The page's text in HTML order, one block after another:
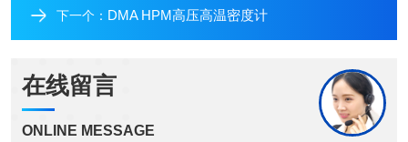
下一个： DMA HPM高压高温密度计
在线留言
ONLINE MESSAGE